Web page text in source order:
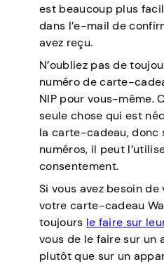
est beaucoup plus
dans l’e-mail de
avez reçu.
N’oubliez pas de
numéro de carte-
NIP pour vous-même.
seule chose qui est
la carte-cadeau, donc
numéros, il peut
consentement.
Si vous avez besoin
votre carte-cadeau
toujours le faire sur
vous de le faire sur un
plutôt que sur un